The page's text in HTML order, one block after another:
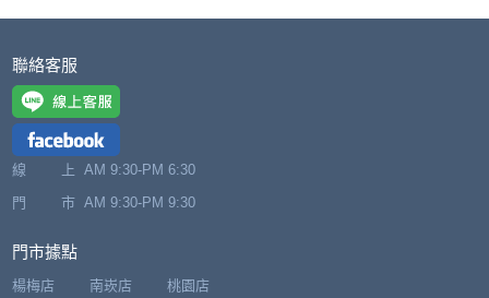
聯絡客服
線 上 AM 9:30-PM 6:30
門 市 AM 9:30-PM 9:30
門市據點
楊梅店
南崁店
桃園店